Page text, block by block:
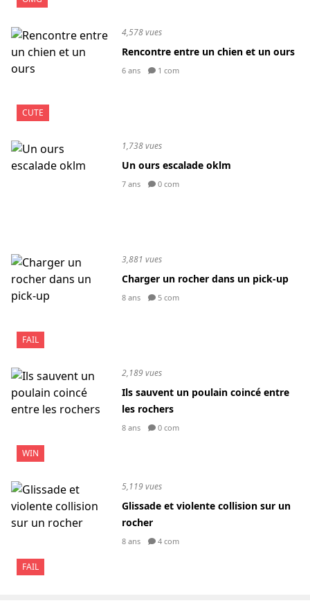
CUTE
4,578 vues
Rencontre entre un chien et un ours
6 ans 1 com
1,738 vues
Un ours escalade oklm
7 ans 0 com
FAIL
3,881 vues
Charger un rocher dans un pick-up
8 ans 5 com
WIN
2,189 vues
Ils sauvent un poulain coincé entre
les rochers
8 ans 0 com
FAIL
5,119 vues
Glissade et violente collision sur un
rocher
8 ans 4 com